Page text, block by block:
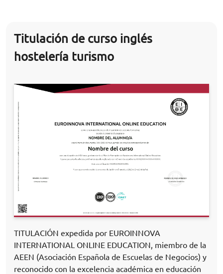
Titulación de curso inglés
hostelería turismo
TITULACIÓN expedida por EUROINNOVA
INTERNATIONAL ONLINE EDUCATION, miembro de la
AEEN (Asociación Española de Escuelas de Negocios) y
reconocido con la excelencia académica en educación